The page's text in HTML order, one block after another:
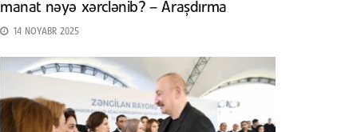
manat nəyə xərclənib? – Araşdırma
14 NOYABR 2025